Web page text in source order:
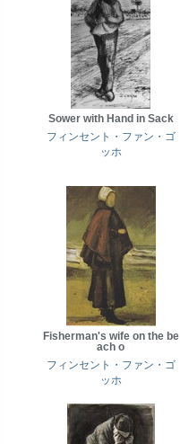
Sower with Hand in Sack
フィンセント・ファン・ゴ
ッホ
Fisherman's wife on the be
ach o
フィンセント・ファン・ゴ
ッホ